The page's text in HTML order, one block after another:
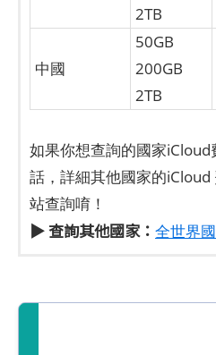
2TB
中國
50GB
200GB
2TB
如果你想查詢的國家
話，詳細其他國家的
站查詢唷！
▶ 查詢其他國家： 全世界